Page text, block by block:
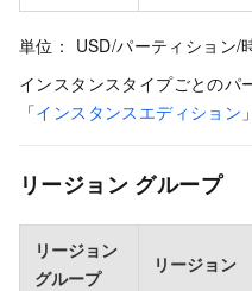
単位： USD/パーティション/
インスタンスタイプごとのパ
「インスタンスエディション
リージョン グループ
リージョン
グループ
リージョン